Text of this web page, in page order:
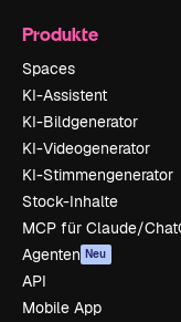
Produkte
Spaces
KI-Assistent
KI-Bildgenerator
KI-Videogenerator
KI-Stimmengenerator
Stock-Inhalte
MCP für Claude/
Agenten Neu
API
Mobile App